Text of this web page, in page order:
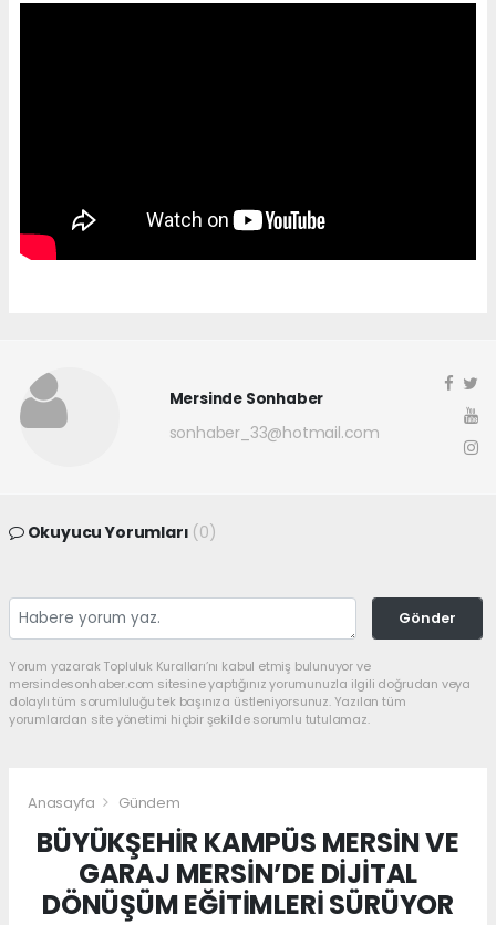
Mersinde Sonhaber
sonhaber_33@hotmail.com
Okuyucu Yorumları (0)
Gönder
Yorum yazarak Topluluk Kuralları’nı kabul etmiş bulunuyor ve
mersindesonhaber.com sitesine yaptığınız yorumunuzla ilgili doğrudan veya
dolaylı tüm sorumluluğu tek başınıza üstleniyorsunuz. Yazılan tüm
yorumlardan site yönetimi hiçbir şekilde sorumlu tutulamaz.
Anasayfa Gündem
BÜYÜKŞEHİR KAMPÜS MERSİN VE
GARAJ MERSİN’DE DİJİTAL
DÖNÜŞÜM EĞİTİMLERİ SÜRÜYOR